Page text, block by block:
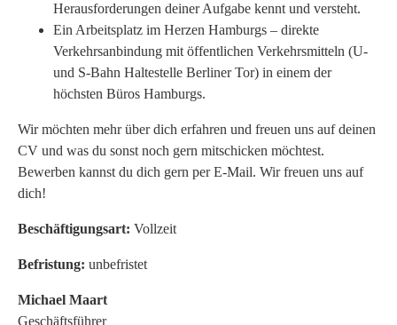
Herausforderungen deiner Aufgabe kennt und versteht.
Ein Arbeitsplatz im Herzen Hamburgs – direkte
Verkehrsanbindung mit öffentlichen Verkehrsmitteln (U-
und S-Bahn Haltestelle Berliner Tor) in einem der
höchsten Büros Hamburgs.
Wir möchten mehr über dich erfahren und freuen uns auf deinen
CV und was du sonst noch gern mitschicken möchtest.
Bewerben kannst du dich gern per E-Mail. Wir freuen uns auf
dich!
Beschäftigungsart: Vollzeit
Befristung: unbefristet
Michael Maart
Geschäftsführer